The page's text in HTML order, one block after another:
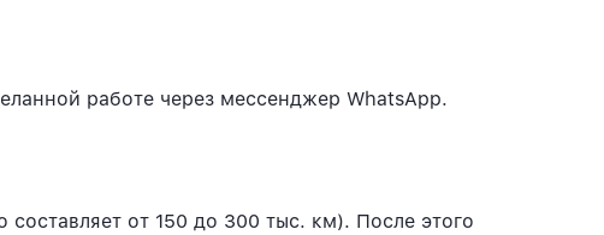
работе через мессенджер WhatsApp.
от 150 до 300 тыс. км). После этого